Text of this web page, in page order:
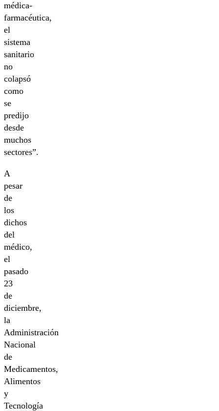
médica-
farmacéutica,
el
sistema
sanitario
no
colapsó
como
se
predijo
desde
muchos
sectores”.
A
pesar
de
los
dichos
del
médico,
el
pasado
23
de
diciembre,
la
Administración
Nacional
de
Medicamentos,
Alimentos
y
Tecnología